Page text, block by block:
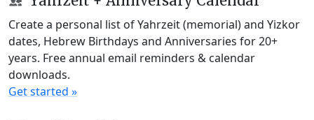
Create a personal list of Yahrzeit (memorial) and Yizkor
dates, Hebrew Birthdays and Anniversaries for 20+
years. Free annual email reminders & calendar
downloads.
Get started »